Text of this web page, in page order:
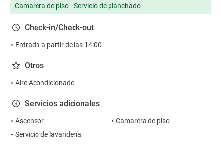
Camarera de piso
Servicio de planchado
Check-in/Check-out
Entrada a partir de las 14:00
Otros
Aire Acondicionado
Servicios adicionales
Ascensor
Camarera de piso
Servicio de lavandería